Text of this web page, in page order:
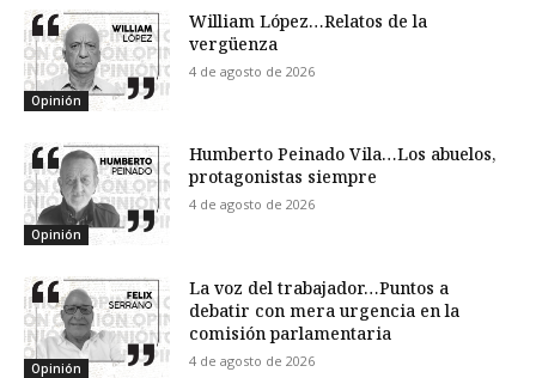
Opinión
William López…Relatos de la
vergüenza
4 de agosto de 2026
Opinión
Humberto Peinado Vila…Los abuelos,
protagonistas siempre
4 de agosto de 2026
Opinión
La voz del trabajador…Puntos a
debatir con mera urgencia en la
comisión parlamentaria
4 de agosto de 2026